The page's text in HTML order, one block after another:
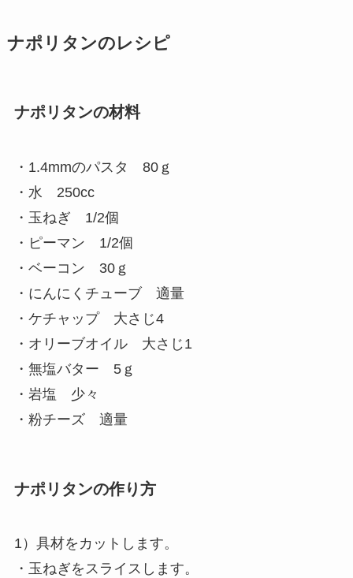
ナポリタンのレシピ
ナポリタンの材料
・1.4mmのパスタ 80ｇ
・水 250cc
・玉ねぎ 1/2個
・ピーマン 1/2個
・ベーコン 30ｇ
・にんにくチューブ 適量
・ケチャップ 大さじ4
・オリーブオイル 大さじ1
・無塩バター 5ｇ
・岩塩 少々
・粉チーズ 適量
ナポリタンの作り方
1）具材をカットします。
・玉ねぎをスライスします。